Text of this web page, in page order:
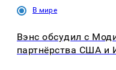
В мире
Вэнс обсудил с
партнёрства США и